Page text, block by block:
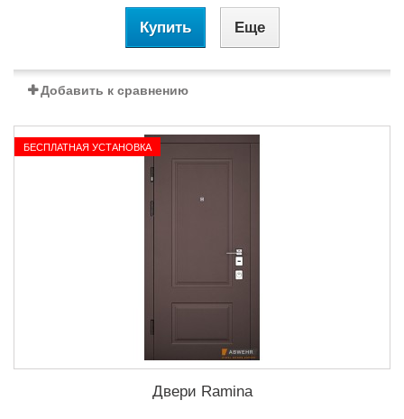
Купить Еще
Добавить к сравнению
БЕСПЛАТНАЯ УСТАНОВКА
Двери Ramina